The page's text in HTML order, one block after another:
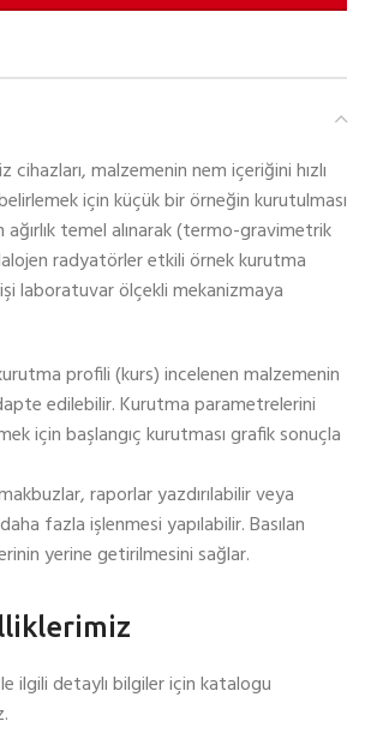
cihazları, malzemenin nem içeriğini hızlı
için küçük bir örneğin kurutulması
ağırlık temel alınarak (termo-gravimetrik
radyatörler etkili örnek kurutma
laboratuvar ölçekli mekanizmaya
profili (kurs) incelenen malzemenin
edilebilir. Kurutma parametrelerini
için başlangıç kurutması grafik sonuçla
raporlar yazdırılabilir veya
fazla işlenmesi yapılabilir. Basılan
yerine getirilmesini sağlar.
ilgili detaylı bilgiler için katalogu